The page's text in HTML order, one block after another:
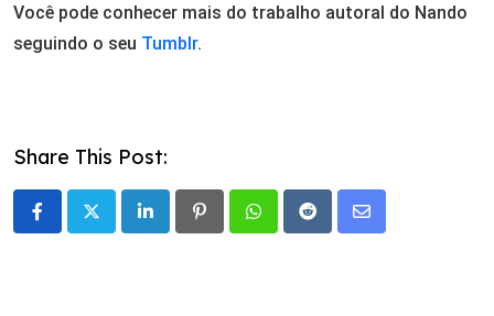
Você pode conhecer mais do trabalho autoral do Nando
seguindo o seu Tumblr.
Share This Post:
LinkedInPinterestWhatsappRedditShare